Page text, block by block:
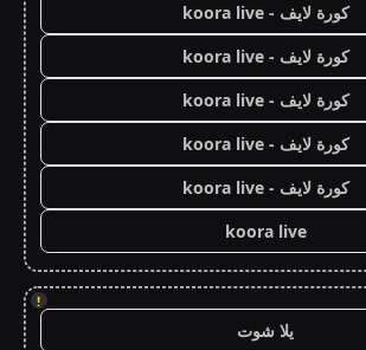
كورة لايف - koora live
كورة لايف - koora live
كورة لايف - koora live
كورة لايف - koora live
كورة لايف - koora live
koora live
!
يلا شوت